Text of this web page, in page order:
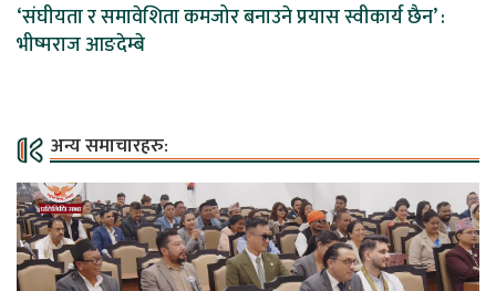
‘संघीयता र समावेशिता कमजोर बनाउने प्रयास स्वीकार्य छैन’ :
भीष्मराज आङदेम्बे
अन्य समाचारहरु: